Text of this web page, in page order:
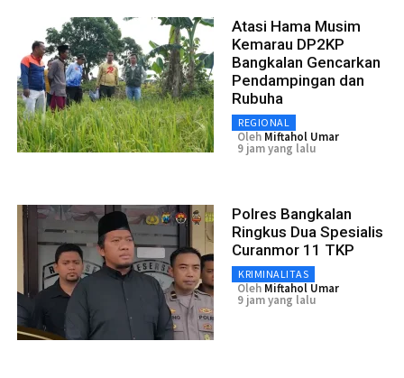
Atasi Hama Musim
Kemarau DP2KP
Bangkalan Gencarkan
Pendampingan dan
Rubuha
REGIONAL
Oleh Miftahol Umar
9 jam yang lalu
Polres Bangkalan
Ringkus Dua Spesialis
Curanmor 11 TKP
KRIMINALITAS
Oleh Miftahol Umar
9 jam yang lalu